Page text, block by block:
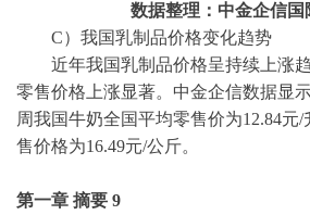
数据整理：中金企信国
C） 我国乳制品价格变化趋势
近年我国乳制品价格呈持续上涨
零售价格上涨显著。 中金企信数据显
周我国牛奶全国平均零售价为12.84元
售价格为16.49元/公斤。
第一章 摘要 9